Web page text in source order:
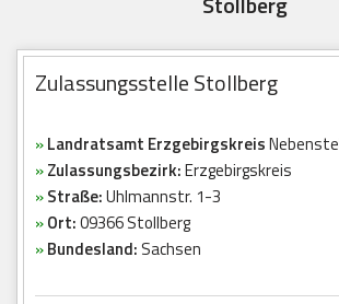
Zulassungsstelle Stollberg
»Landratsamt Erzgebirgskreis
»Zulassungsbezirk:Erzgebirgskreis
»Straße:Uhlmannstr. 1-3
»Ort:09366 Stollberg
»Bundesland: Sachsen